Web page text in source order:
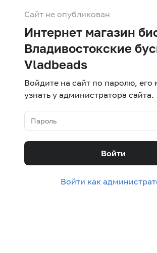
Сайт не опубликован
Интернет магазин
Владивостокские
Vladbeads
Войдите на сайт по паролю,
узнать у администратора сайта.
Войти
Войти как